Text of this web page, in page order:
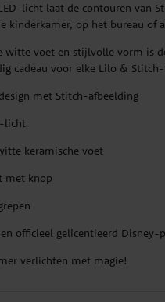
licht laat de contouren van
kinderkamer, op het bureau of
witte voet en stijlvolle vorm is
cadeau voor elke Lilo &
met Stitch-afbeelding
licht
keramische voet
met knop
officieel gelicentieerd Disney-
verlichten met magie!